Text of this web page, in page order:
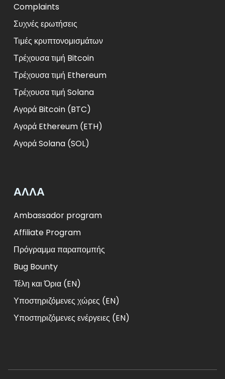
Complaints
Συχνές ερωτήσεις
Τιμές κρυπτονομισμάτων
Τρέχουσα τιμή Bitcoin
Τρέχουσα τιμή Ethereum
Τρέχουσα τιμή Solana
Αγορά Bitcoin (BTC)
Αγορά Ethereum (ETH)
Αγορά Solana (SOL)
ΑΛΛΑ
Ambassador program
Affiliate Program
Πρόγραμμα παραπομπής
Bug Bounty
Τέλη και Όρια (EN)
Υποστηριζόμενες χώρες (EN)
Υποστηριζόμενες ενέργειες (EN)